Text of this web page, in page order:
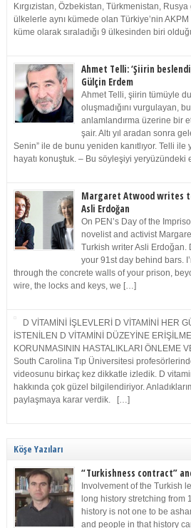
Kırgızistan, Özbekistan, Türkmenistan,
ülkelerle aynı kümede olan Türkiye’nin
küme olarak sıraladığı 9 ülkesinden biri
Ahmet Telli: ‘Şiirin
Gülçin Erdem
Ahmet Telli, şiirin tümüyle
oluşmadığını vurgulayan,
anlamlandırma üzerine bir
şair. Altı yıl aradan sonra
Senin” ile de bunu yeniden kanıtlıyor. Telli ile
hayatı konuştuk. – Bu söyleşiyi yeryüzündeki
Margaret Atwood writes
Asli Erdoğan
On PEN’s Day of the
novelist and activist
Turkish writer Asli Erdoğan.
your 91st day behind bars.
through the concrete walls of your prison,
wire, the locks and keys, we […]
D VİTAMİNİ İŞLEVLERİ D VİTAMİNİ HER
İSTENİLEN D VİTAMİNİ DÜZEYİNE
KORUNMASININ HASTALIKLARI ÖNLEME
South Carolina Tıp Üniversitesi
videosunu birkaç kez dikkatle izledik. D
hakkında çok güzel bilgilendiriyor.
paylaşmaya karar verdik. […]
Köşe Yazıları
“Turkishness contract”
Involvement of the Turkish
long history stretching from
history is not one to be
and people in that history